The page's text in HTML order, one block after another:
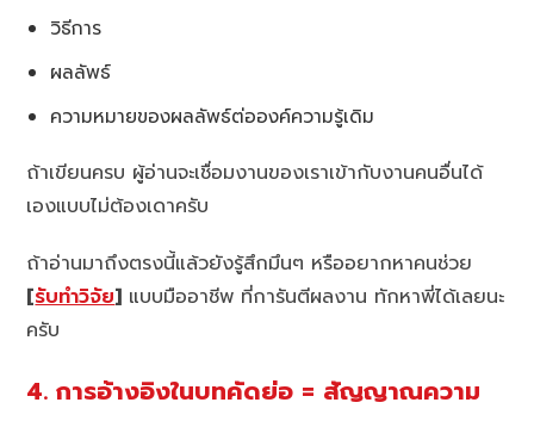
วิธีการ
ผลลัพธ์
ความหมายของผลลัพธ์ต่อองค์ความรู้เดิม
ถ้าเขียนครบ ผู้อ่านจะเชื่อมงานของเราเข้ากับงานคนอื่นได้
เองแบบไม่ต้องเดาครับ
ถ้าอ่านมาถึงตรงนี้แล้วยังรู้สึกมึนๆ หรืออยากหาคนช่วย
[รับทำวิจัย] แบบมืออาชีพ ที่การันตีผลงาน ทักหาพี่ได้เลยนะ
ครับ
4. การอ้างอิงในบทคัดย่อ = สัญญาณความ